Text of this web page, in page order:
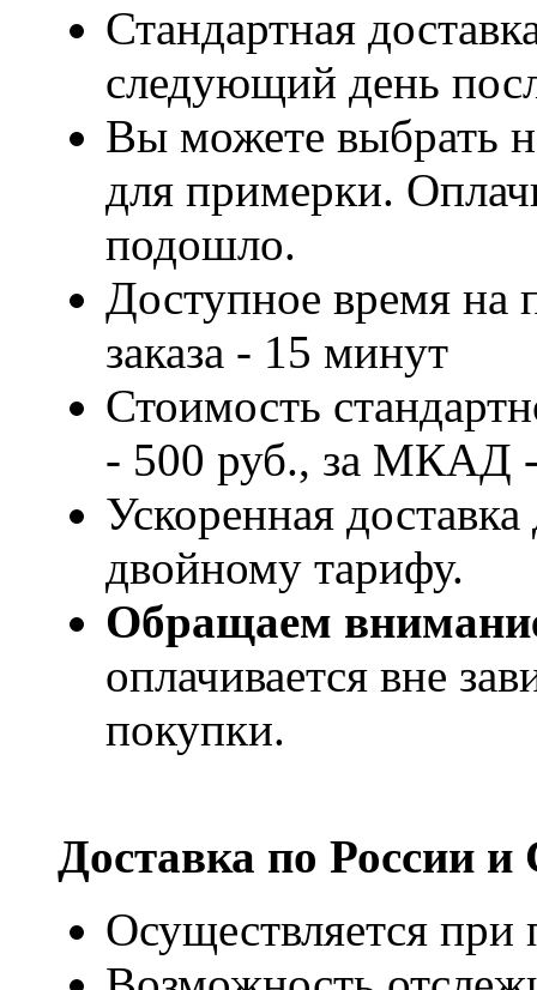
Стандартная
следующий день
Вы можете выбрать
для примерки.
подошло.
Доступное время на
заказа - 15 минут
Стоимость
- 500 руб., за МКАД
Ускоренная
двойному тарифу.
Обращаем
оплачивается вне
покупки.
Доставка по России
Осуществляется при